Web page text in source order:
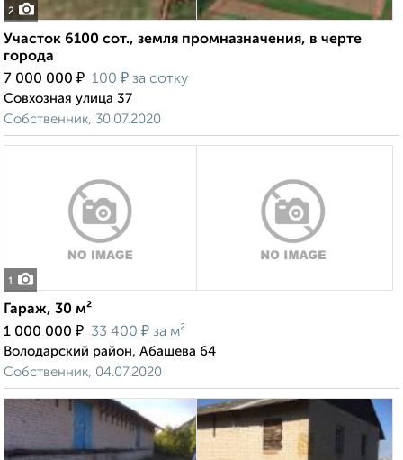
2
Участок 6100 сот., земля промназначения, в черте
города
7 000 000 ₽ 100 ₽ за сотку
Совхозная улица 37
Собственник, 30.07.2020
1
Гараж, 30 м²
1 000 000 ₽ 33 400 ₽ за м²
Володарский район, Абашева 64
Собственник, 04.07.2020